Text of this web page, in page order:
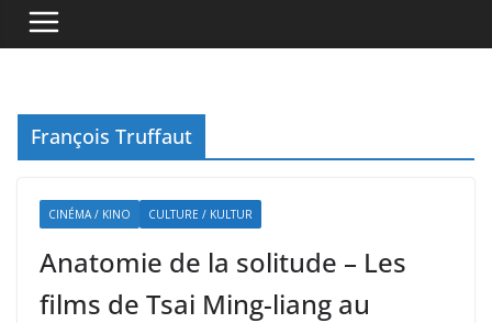
François Truffaut
CINÉMA / KINO CULTURE / KULTUR
Anatomie de la solitude – Les
films de Tsai Ming-liang au